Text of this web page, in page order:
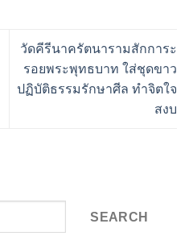
วัดคีรีนาครัตนารามสักการะ
รอยพระพุทธบาท ใส่ชุดขาว
ปฏิบัติธรรมรักษาศีล ทำจิตใจ
สงบ
SEARCH